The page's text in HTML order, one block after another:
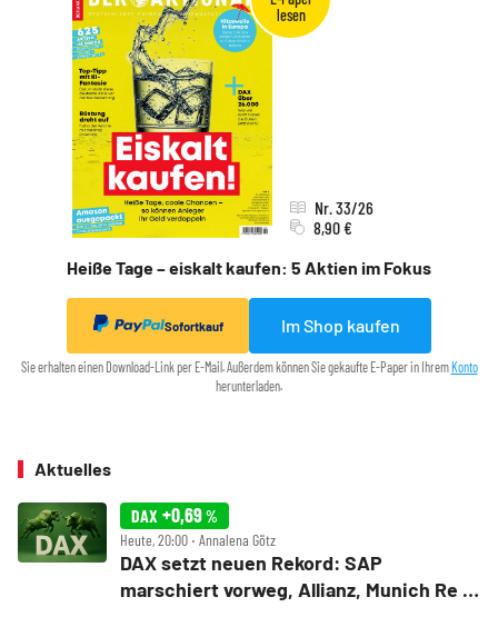
Heiße Tage – eiskalt kaufen: 5 Aktien im Fokus
Nr. 33/26
8,90 €
Sofortkauf Im Shop kaufen
Sie erhalten einen Download-Link per E-Mail. Außerdem können Sie gekaufte E-Paper in Ihrem Konto
herunterladen.
Aktuelles
DAX +0,69%
Heute, 20:00 ‧ Annalena Götz
DAX setzt neuen Rekord: SAP
marschiert vorweg, Allianz, Munich Re &